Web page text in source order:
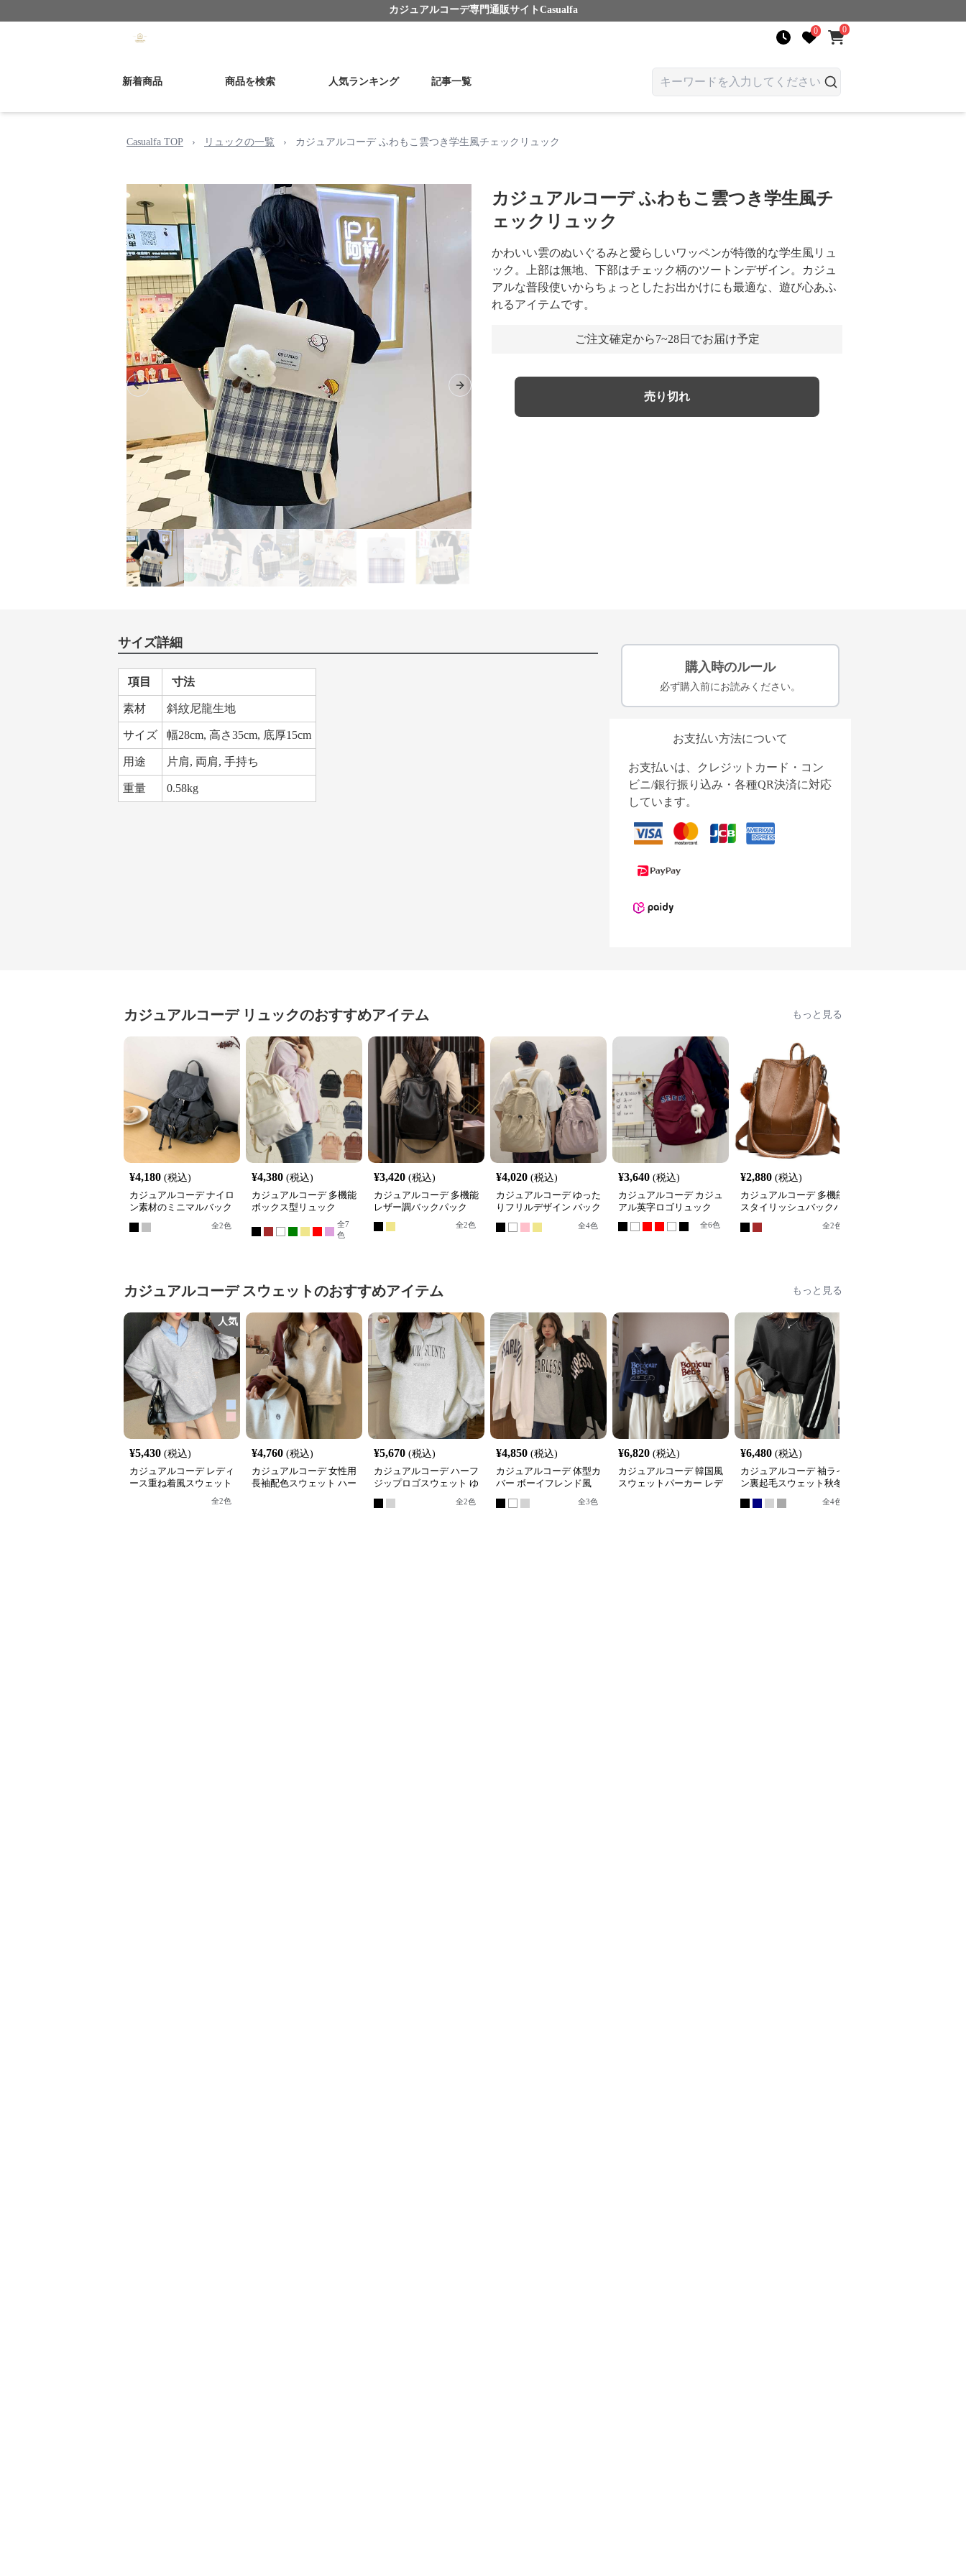
カジュアルコーデ専門通販サイト Casualfa
0 0
新着商品 商品を検索 人気ランキング 記事一覧
Casualfa TOP › リュックの一覧 › カジュアルコーデ ふわもこ雲つき学生風チェックリュック
Previous slide Next slide
カジュアルコーデ ふわもこ雲つき学生風チ
ェックリュック
かわいい雲のぬいぐるみと愛らしいワッペンが特徴的な学生風リュ
ック。上部は無地、下部はチェック柄のツートンデザイン。カジュ
アルな普段使いからちょっとしたお出かけにも最適な、遊び心あふ
れるアイテムです。
ご注文確定から7~28日でお届け予定
売り切れ
サイズ詳細
項目 寸法
素材 斜紋尼龍生地
サイズ 幅28cm, 高さ35cm, 底厚15cm
用途 片肩, 両肩, 手持ち
重量 0.58kg
購入時のルール
必ず購入前にお読みください。
お支払い方法について
お支払いは、クレジットカード・コン
ビニ/銀行振り込み・各種QR決済に対応
しています。
カジュアルコーデ リュックのおすすめアイテム もっと見る
¥4,180 (税込)
カジュアルコーデ ナイロ
ン素材のミニマルバック
全2色
¥4,380 (税込)
カジュアルコーデ 多機能
ボックス型リュック
全7
色
¥3,420 (税込)
カジュアルコーデ 多機能
レザー調バックパック
全2色
¥4,020 (税込)
カジュアルコーデ ゆった
りフリルデザイン バック
全4色
¥3,640 (税込)
カジュアルコーデ カジュ
アル英字ロゴリュック
全6色
¥2,880 (税込)
カジュアルコーデ 多機能
スタイリッシュバックパ
全2色
カジュアルコーデ スウェットのおすすめアイテム もっと見る
人気
¥5,430 (税込)
カジュアルコーデ レディ
ース重ね着風スウェット
長袖シャツ襟切り替え
全2色
¥4,760 (税込)
カジュアルコーデ 女性用
長袖配色スウェット ハー
¥5,670 (税込)
カジュアルコーデ ハーフ
ジップロゴスウェット ゆ
ったりビッグシルエット
全2色
¥4,850 (税込)
カジュアルコーデ 体型カ
バー ボーイフレンド風
全3色
¥6,820 (税込)
カジュアルコーデ 韓国風
スウェットパーカー レデ
¥6,480 (税込)
カジュアルコーデ 袖ライ
ン裏起毛スウェット秋冬
全4色